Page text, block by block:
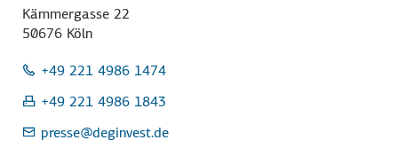
Kämmergasse 22
50676 Köln
+49 221 4986 1474
+49 221 4986 1843
presse@deginvest.de